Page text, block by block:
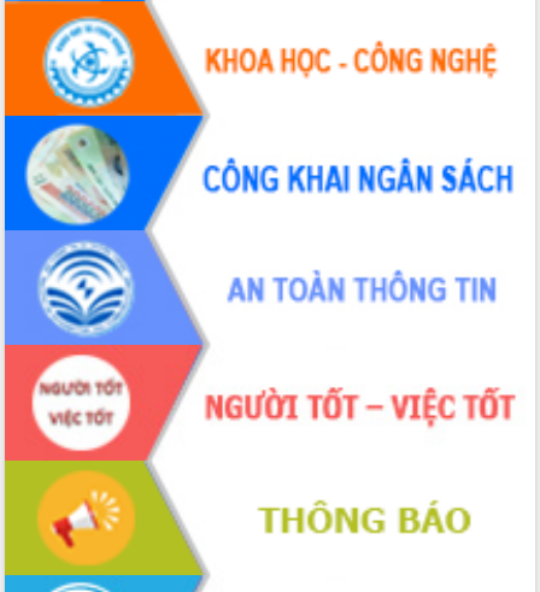
Tập huấn nâng cao năng lực triển khai
chuyển đổi số cho cán bộ, công chức
cấp xã
Đắk Lắk phát động hưởng ứng Ngày
Quyền của người tiêu dùng Việt Nam
2026
Đẩy mạnh cải cách hành chính, quyết
tâm đạt được mục tiêu tăng trưởng
hai con số trong năm 2026
Tổ chức trang trọng Lễ hội Đền thờ
Lương Văn Chánh năm 2026
Phó Bí thư Tỉnh ủy Đắk Lắk Đỗ Hữu
Huy giữ chức Bí thư Đảng ủy Ủy Ban
Nhân dân tỉnh
Bệnh án điện tử thúc đẩy chuyển đổi
số y tế tại Đắk Lắk
Chuyển đổi số thư viện: Mở rộng
không gian tri thức trong thời đại số
Đánh giá, rút kinh nghiệm công tác tổ
chức diễn tập trước ngày bầu cử
Chương trình “Gặp gỡ hữu nghị –
Friendship Meeting New Year 2026”